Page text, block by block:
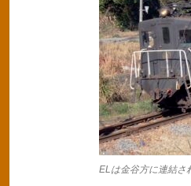
ELは金谷方に連結